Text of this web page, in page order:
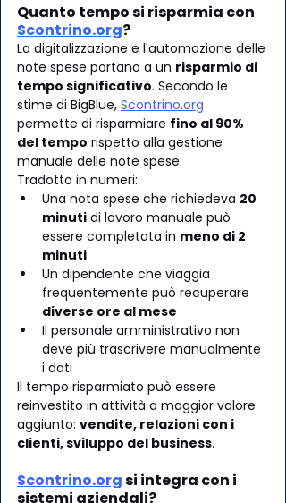
Quanto tempo si risparmia con
Scontrino.org?
La digitalizzazione e l'automazione delle
note spese portano a un risparmio di
tempo significativo. Secondo le
stime di BigBlue, Scontrino.org
permette di risparmiare fino al 90%
del tempo rispetto alla gestione
manuale delle note spese.
Tradotto in numeri:
Una nota spese che richiedeva 20
minuti di lavoro manuale può
essere completata in meno di 2
minuti
Un dipendente che viaggia
frequentemente può recuperare
diverse ore al mese
Il personale amministrativo non
deve più trascrivere manualmente
i dati
Il tempo risparmiato può essere
reinvestito in attività a maggior valore
aggiunto: vendite, relazioni con i
clienti, sviluppo del business.
Scontrino.org si integra con i
sistemi aziendali?